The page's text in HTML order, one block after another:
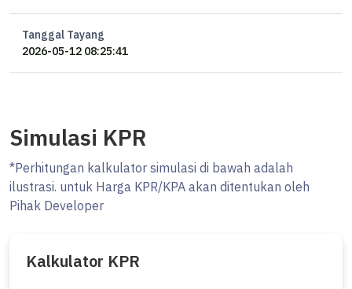
Tanggal Tayang
2026-05-12 08:25:41
Simulasi KPR
*Perhitungan kalkulator simulasi di bawah adalah
ilustrasi. untuk Harga KPR/KPA akan ditentukan oleh
Pihak Developer
Kalkulator KPR